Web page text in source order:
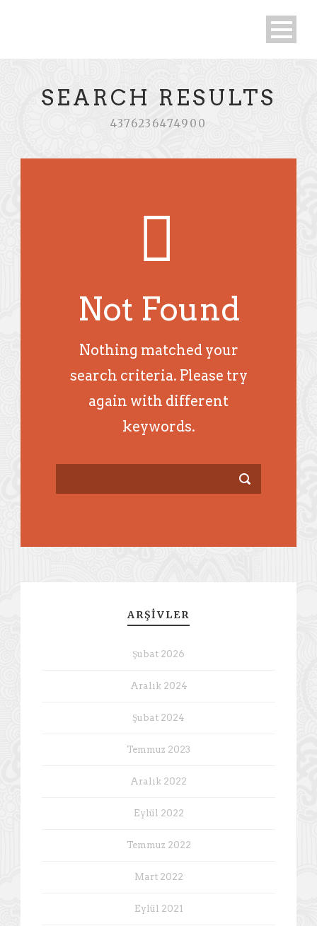
SEARCH RESULTS
4376236474900
Not Found
Nothing matched your
search criteria. Please try
again with different
keywords.
ARŞIVLER
Şubat 2026
Aralık 2024
Şubat 2024
Temmuz 2023
Aralık 2022
Eylül 2022
Temmuz 2022
Mart 2022
Eylül 2021